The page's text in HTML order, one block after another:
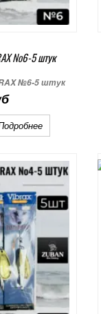
№6-5 штук
№6-5 штук